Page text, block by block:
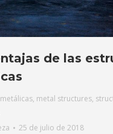
de las
, metal structures,
25 de julio de 2018